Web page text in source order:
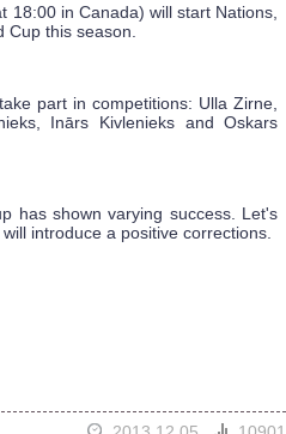
18:00 in Canada) will start Nations,
this season.
part in competitions: Ulla Zirne,
Inārs Kivlenieks and Oskars
has shown varying success. Let's
introduce a positive corrections.